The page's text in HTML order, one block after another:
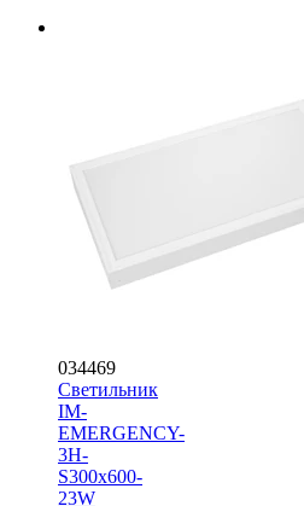
034469
Светильник
IM-
EMERGENCY-
3H-
S300x600-
23W